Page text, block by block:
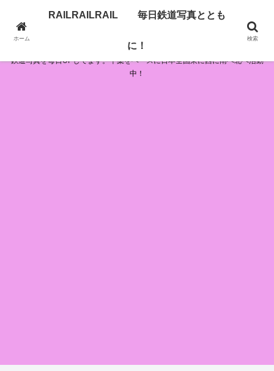
RAILRAILRAIL 毎日鉄道写真とともに！
鉄道写真を毎日UPしてます。千葉をベースに日本全国東に西に南へ北へ活動
中！
ホーム
RAILRAILRAIL 毎日鉄道写真ととも
に！
検索